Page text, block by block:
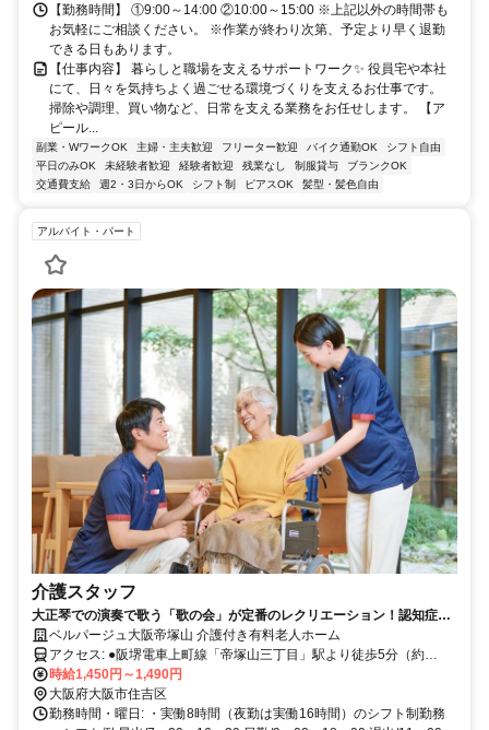
【勤務時間】 ①9:00～14:00 ②10:00～15:00 ※上記以外の時間帯も
お気軽にご相談ください。 ※作業が終わり次第、予定より早く退勤
できる日もあります。
【仕事内容】 暮らしと職場を支えるサポートワーク✨ 役員宅や本社
にて、日々を気持ちよく過ごせる環境づくりを支えるお仕事です。
掃除や調理、買い物など、日常を支える業務をお任せします。 【ア
ピール...
副業・WワークOK 主婦・主夫歓迎 フリーター歓迎 バイク通勤OK
シフト自由
平日のみOK
未経験者歓迎 経験者歓迎 残業なし 制服貸与
ブランクOK
交通費支給
週2・3日からOK シフト制 ピアスOK 髪型・髪色自由
アルバイト・パート
介護スタッフ
大正琴での演奏で歌う「歌の会」が定番のレクリエーション！認知症予
防の脳トレクイズや折り紙教室など、スタッフ主体で開催するレクリエ
ーションが豊富な施設です。
ベルパージュ大阪帝塚山 介護付き有料老人ホーム
アクセス: ●阪堺電車上町線「帝塚山三丁目」駅より徒歩5分（約
400m） ●南海高野線「帝塚山」駅より徒歩8分（約600m）
時給1,450円～1,490円
大阪府大阪市住吉区
勤務時間・曜日: ・実働8時間（夜勤は実働16時間）のシフト制勤務